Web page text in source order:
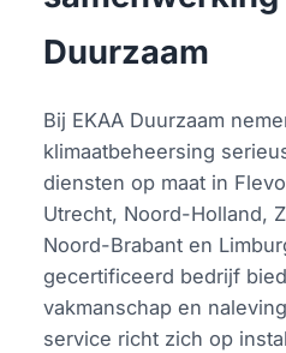
Duurzaam
Bij EKAA Duurzaam
klimaatbeheersing
diensten op maat in
Utrecht, Noord-Holland,
Noord-Brabant en
gecertificeerd bedrijf
vakmanschap en
service richt zich op